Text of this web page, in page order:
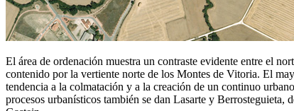
El área de ordenación muestra un contraste evidente entre el
contenido por la vertiente norte de los Montes de Vitoria. El
tendencia a la colmatación y a la creación de un continuo
procesos urbanísticos también se dan Lasarte y